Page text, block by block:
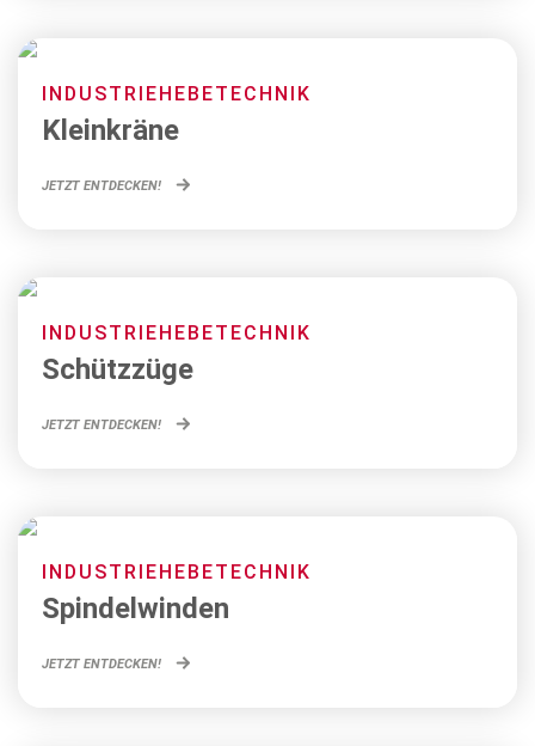
INDUSTRIEHEBETECHNIK
Kleinkräne
JETZT ENTDECKEN!
INDUSTRIEHEBETECHNIK
Schützzüge
JETZT ENTDECKEN!
INDUSTRIEHEBETECHNIK
Spindelwinden
JETZT ENTDECKEN!